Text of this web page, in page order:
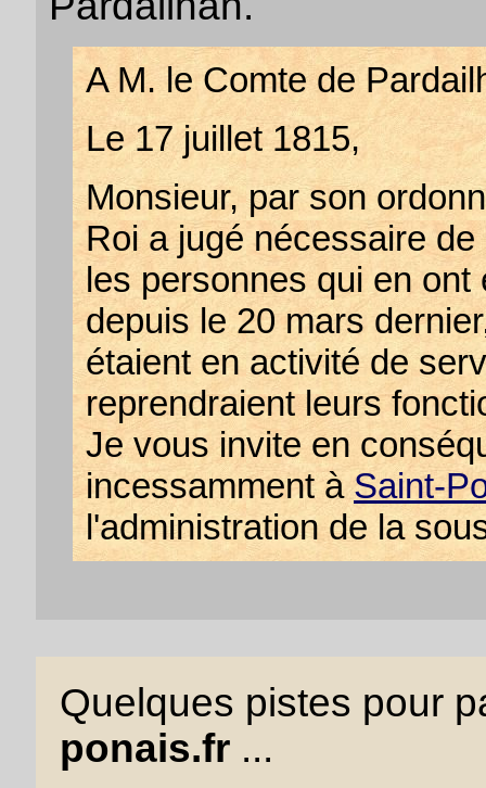
A M. le Comte de
Le 17 juillet 1815,
Monsieur, par son
Roi a jugé nécessaire
les personnes qui en
depuis le 20 mars
étaient en activité de
reprendraient leurs
Je vous invite en
incessamment àSaint-
l'administration de la
Quelques pistes pour
ponais.fr...